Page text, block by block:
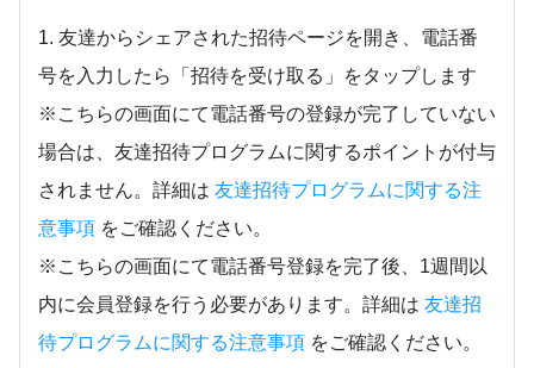
1. 友達からシェアされた招待ページを開き、電話番
号を入力したら「招待を受け取る」をタップします
※こちらの画面にて電話番号の登録が完了していない
場合は、友達招待プログラムに関するポイントが付与
されません。詳細は 友達招待プログラムに関する注
意事項 をご確認ください。
※こちらの画面にて電話番号登録を完了後、1週間以
内に会員登録を行う必要があります。詳細は 友達招
待プログラムに関する注意事項 をご確認ください。